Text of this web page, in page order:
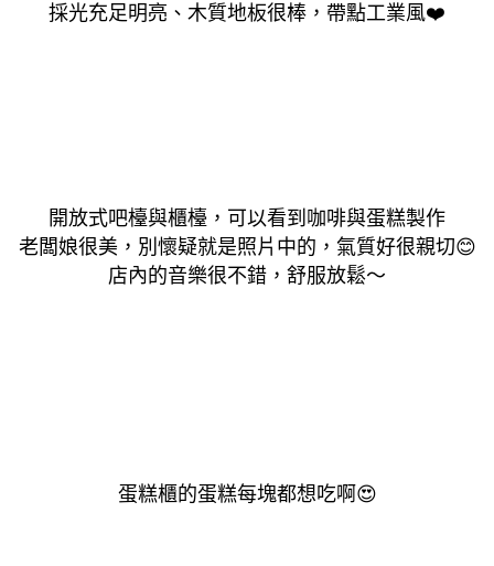
採光充足明亮、木質地板很棒，帶點工業風❤️
開放式吧檯與櫃檯， 可以看到咖啡與蛋糕製作
老闆娘很美，別懷疑就是照片中的，氣質好很親切😊
店內的音樂很不錯，舒服放鬆～
蛋糕櫃的蛋糕每塊都想吃啊 😍